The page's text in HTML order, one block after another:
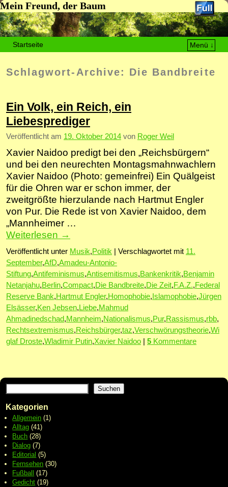
Mein Freund, der Baum
Startseite
Menü ↓
Schlagwort-Archive: Die Bandbreite
Ein Volk, ein Reich, ein
Liebesprediger
Veröffentlicht am 19. Oktober 2014 von Roger Weil
Xavier Naidoo predigt bei den „Reichsbürgern“
und bei den neurechten Montagsmahnwachlern
Xavier Naidoo (Photo: gemeinfrei) Ein Quälgeist
für die Ohren war er schon immer, der
zweitgrößte hierzulande nach Hartmut Engler
von Pur. Die Rede ist von Xavier Naidoo, dem
„Mannheimer …
Weiterlesen →
Veröffentlicht unter Musik,Politik Verschlagwortet mit 11.
September,AfD,Amadeu-Antonio-
Stiftung,Antifeminismus,Antisemitismus,Bankenkritik,Benjamin
Netanjahu,Berlin,Compact,Die Bandbreite,Die Zeit,F.A.Z.,Federal
Reserve Bank,Hartmut Engler,Homophobie, Islamophobie,Jürgen
Elsässer,Ken Jebsen, Liebe,Mahmud
Ahmadinedschad,Mannheim,Nationalismus,Pur,Rassismus,rbb,
Rechtsextremismus,Reichsbürger,taz,Verschwörungstheorie,Wi
glaf Droste,Wladimir Putin,Xavier Naidoo 5 Kommentare
Suchen
Kategorien
Allgemein (1)
Alltag (41)
Buch (28)
Dialog (7)
Editorial (5)
Fernsehen (30)
Fußball (17)
Gedicht (19)